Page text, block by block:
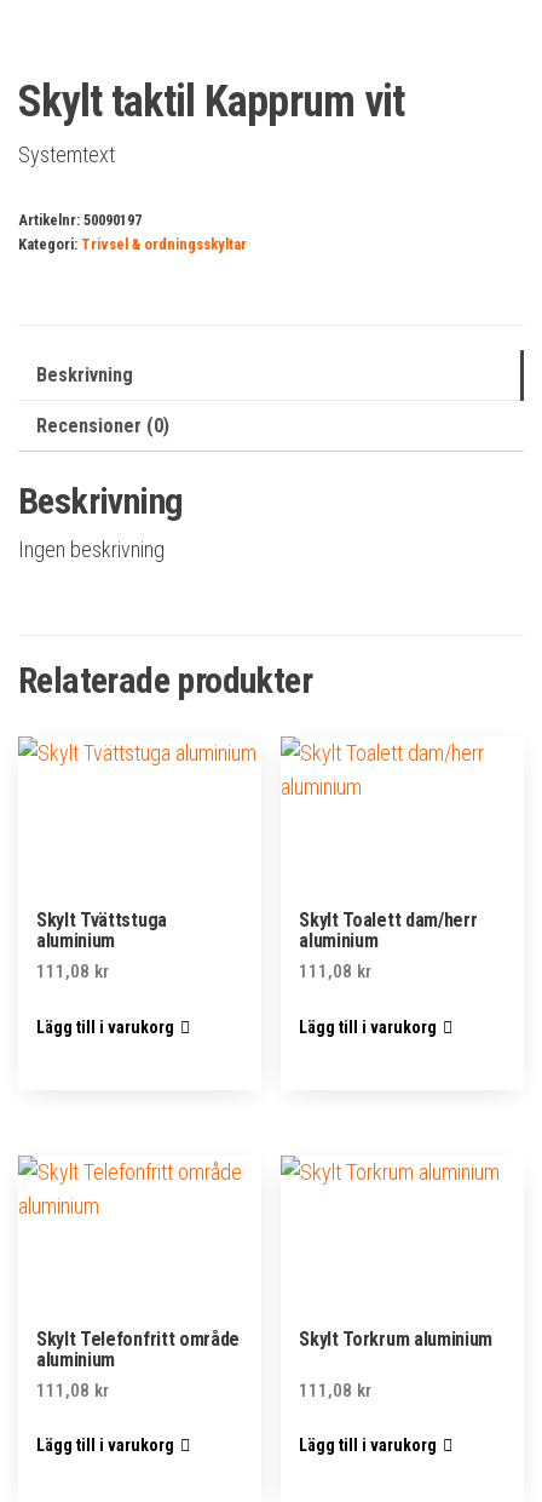
Skylt taktil Kapprum vit
Systemtext
Artikelnr: 50090197
Kategori: Trivsel & ordningsskyltar
Beskrivning
Recensioner (0)
Beskrivning
Ingen beskrivning
Relaterade produkter
Skylt Tvättstuga
aluminium
111,08 kr
Lägg till i varukorg
Skylt Toalett dam/herr
aluminium
111,08 kr
Lägg till i varukorg
Skylt Telefonfritt område
aluminium
111,08 kr
Lägg till i varukorg
Skylt Torkrum aluminium
111,08 kr
Lägg till i varukorg